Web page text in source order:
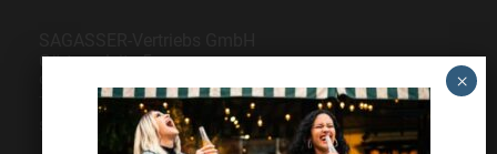
Gärtnersleite 5
96450 Coburg
Telefon09561 6490-0
servus@sagasser.de